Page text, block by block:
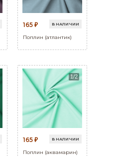
165 ₽ В НАЛИЧИИ
Поплин (атлантик)
165 ₽ В НАЛИЧИИ
Поплин (аквамарин)